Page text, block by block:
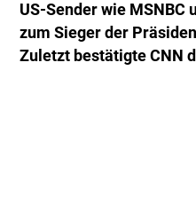
US-Sender wie MSNBC
zum Sieger der
Zuletzt bestätigte CNN